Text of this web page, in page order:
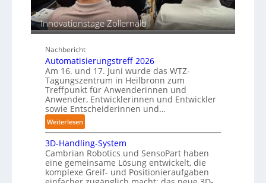
e
n
n
p
e
o
b
o
t
b
e
s
ä
n
d
i
g
e
P
o
l
y
m
e
Innovationstage Zollernalb
Nachbericht
Automatisierungstreff 2026
Am 16. und 17. Juni wurde das WTZ-
Tagungszentrum in Heilbronn zum
Treffpunkt für Anwenderinnen und
Anwender, Entwicklerinnen und Entwickler
sowie Entscheiderinnen und…
Weiterlesen:
A
u
t
o
m
3D-Handling-System
Cambrian Robotics und SensoPart haben
eine gemeinsame Lösung entwickelt, die
komplexe Greif- und Positionieraufgaben